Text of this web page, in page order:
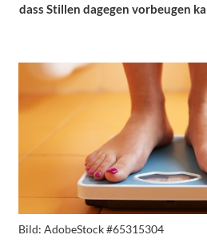
dass Stillen dagegen vorbeugen
Bild: AdobeStock #65315304